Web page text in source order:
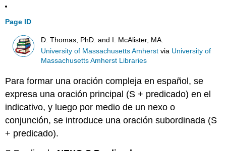
Page ID
D. Thomas, PhD. and I. McAlister, MA.
University of Massachusetts Amherst via University of
Massachusetts Amherst Libraries
Para formar una oración compleja en español, se
expresa una oración principal (S + predicado) en el
indicativo, y luego por medio de un nexo o
conjunción, se introduce una oración subordinada (S
+ predicado).